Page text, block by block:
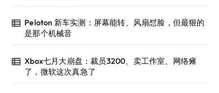
Peloton 新车实测：屏幕能转、风扇怼脸，但最狠的
是那个机械音
Xbox七月大崩盘：裁员3200、卖工作室、网络瘫
了，微软这次真急了